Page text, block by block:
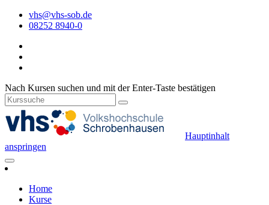
vhs@vhs-sob.de
08252 8940-0
Nach Kursen suchen und mit der Enter-Taste bestätigen
Hauptinhalt
anspringen
Home
Kurse